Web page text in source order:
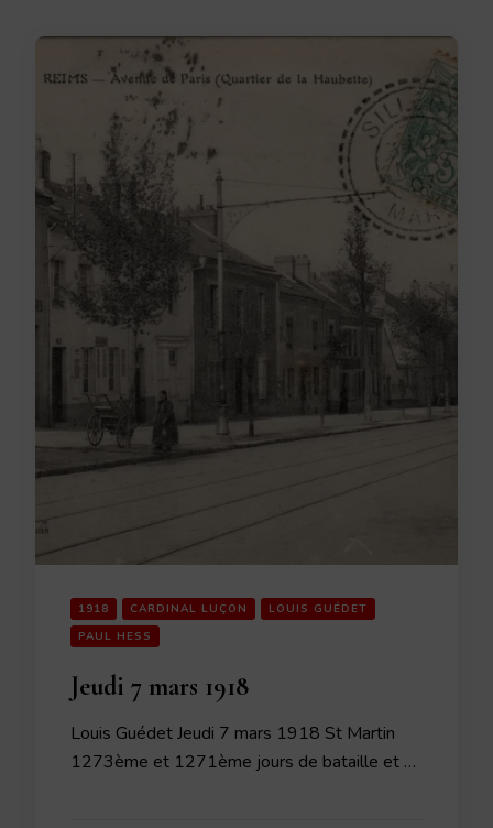
1918 CARDINAL LUÇON
LOUIS GUÉDET
PAUL HESS
Jeudi 7 mars 1918
Louis Guédet Jeudi 7 mars 1918 St Martin
1273ème et 1271ème jours de bataille et …